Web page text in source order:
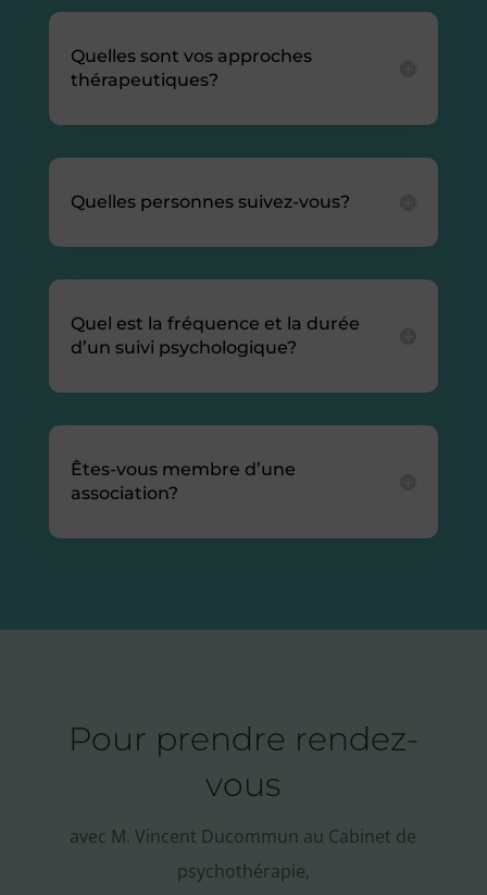
Quelles sont vos approches
thérapeutiques?
Quelles personnes suivez-vous?
Quel est la fréquence et la durée
d’un suivi psychologique?
Êtes-vous membre d’une
association?
Pour prendre rendez-
vous
avec M. Vincent Ducommun au Cabinet de
psychothérapie,